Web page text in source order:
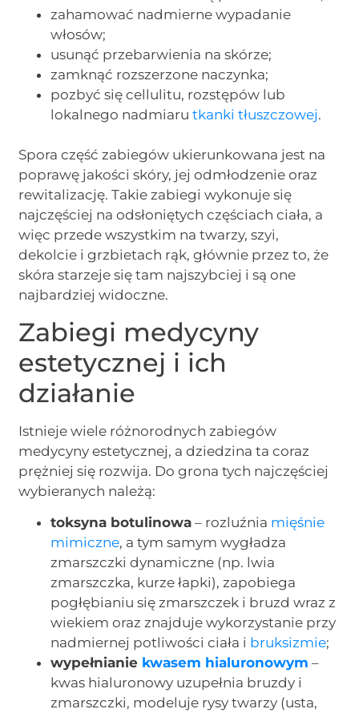
zahamować nadmierne wypadanie
włosów;
usunąć przebarwienia na skórze;
zamknąć rozszerzone naczynka;
pozbyć się cellulitu, rozstępów lub
lokalnego nadmiarutkanki tłuszczowej.
Spora część zabiegów ukierunkowana jest na
poprawę jakości skóry, jej odmłodzenie oraz
rewitalizację. Takie zabiegi wykonuje się
najczęściej na odsłoniętych częściach ciała, a
więc przede wszystkim na twarzy, szyi,
dekolcie i grzbietach rąk, głównie przez to, że
skóra starzeje się tam najszybciej i są one
najbardziej widoczne.
Zabiegi medycyny
estetycznej i ich
działanie
Istnieje wiele różnorodnych zabiegów
medycyny estetycznej, a dziedzina ta coraz
prężniej się rozwija. Do grona tych najczęściej
wybieranych należą:
toksyna botulinowa – rozluźnia mięśnie
mimiczne, a tym samym wygładza
zmarszczki dynamiczne (np. lwia
zmarszczka, kurze łapki), zapobiega
pogłębianiu się zmarszczek i bruzd wraz z
wiekiem oraz znajduje wykorzystanie przy
nadmiernej potliwości ciała i bruksizmie;
wypełnianie kwasem hialuronowym –
kwas hialuronowy uzupełnia bruzdy i
zmarszczki, modeluje rysy twarzy (usta,